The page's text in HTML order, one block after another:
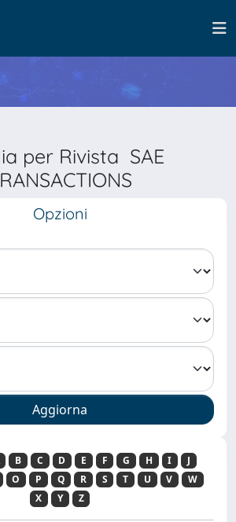
per Rivista SAE
Opzioni
B C D E F G H I
J
O P Q R S T U V
W
X
Y Z